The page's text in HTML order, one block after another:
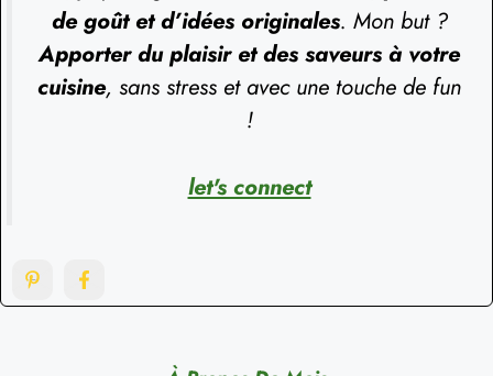
de goût et d’idées originales. Mon but ?
Apporter du plaisir et des saveurs à votre
cuisine, sans stress et avec une touche de fun
!
let's connect